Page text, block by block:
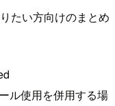
たい方向けのまとめ
ル使用を併用する場